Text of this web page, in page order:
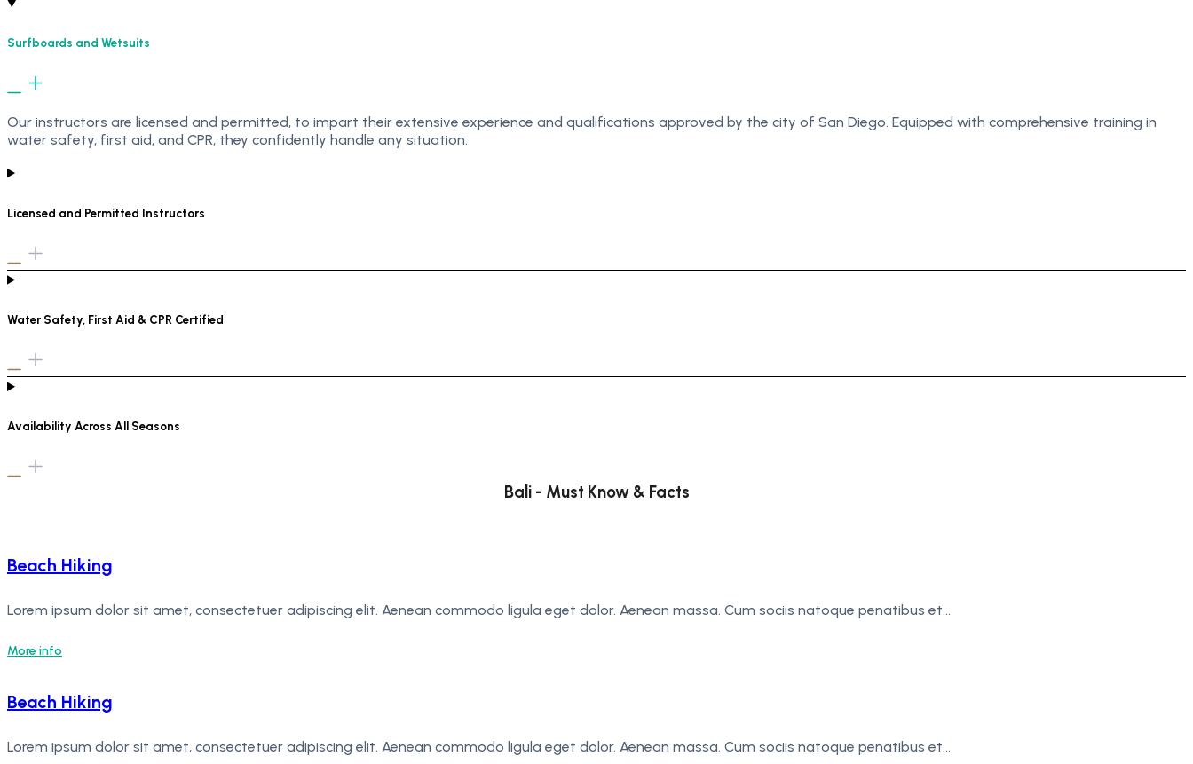
Surfboards and Wetsuits
Our instructors are licensed and permitted, to impart their extensive experience and qualifications approved by the city of San Diego. Equipped with comprehensive training in
water safety, first aid, and CPR, they confidently handle any situation.
Licensed and Permitted Instructors
Water Safety, First Aid & CPR Certified
Availability Across All Seasons
Bali - Must Know & Facts
Beach Hiking
Lorem ipsum dolor sit amet, consectetuer adipiscing elit. Aenean commodo ligula eget dolor. Aenean massa. Cum sociis natoque penatibus et…
More info
Beach Hiking
Lorem ipsum dolor sit amet, consectetuer adipiscing elit. Aenean commodo ligula eget dolor. Aenean massa. Cum sociis natoque penatibus et…